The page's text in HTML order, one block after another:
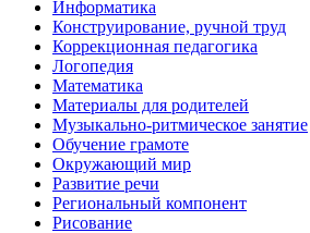
Информатика
Конструирование, ручной труд
Коррекционная педагогика
Логопедия
Математика
Материалы для родителей
Музыкально-ритмическое занятие
Обучение грамоте
Окружающий мир
Развитие речи
Региональный компонент
Рисование